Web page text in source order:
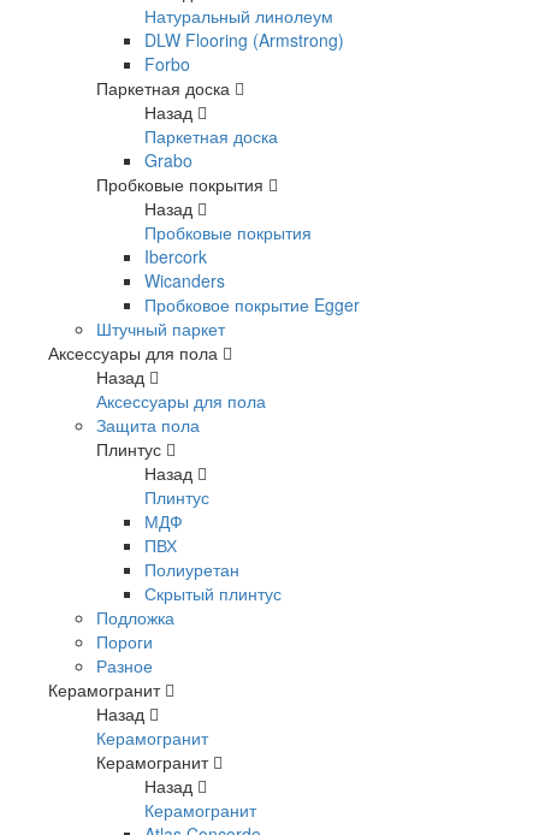
Натуральный линолеум
DLW Flooring (Armstrong)
Forbo
Паркетная доска
Назад
Паркетная доска
Grabo
Пробковые покрытия
Назад
Пробковые покрытия
Ibercork
Wicanders
Пробковое покрытие Egger
Штучный паркет
Аксессуары для пола
Назад
Аксессуары для пола
Защита пола
Плинтус
Назад
Плинтус
МДФ
ПВХ
Полиуретан
Скрытый плинтус
Подложка
Пороги
Разное
Керамогранит
Назад
Керамогранит
Керамогранит
Назад
Керамогранит